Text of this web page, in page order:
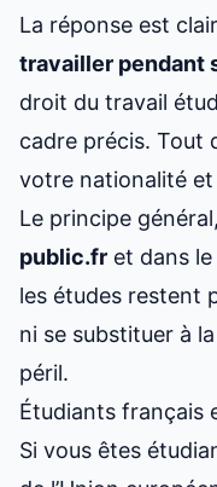
La réponse est
travailler pendant
droit du travail
cadre précis. Tout
votre nationalité et
Le principe
public.fr et dans le
les études restent
ni se substituer à
péril.
Étudiants français
Si vous êtes